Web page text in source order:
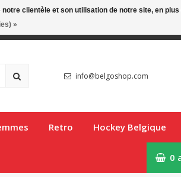
info@belgoshop.com
Retro Hockey Belgique
0
clientèle et son utilisation de notre site, en
»